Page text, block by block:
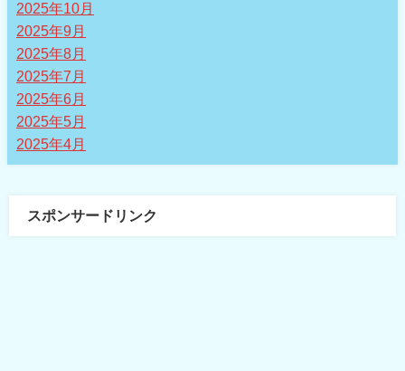
2025年10月
2025年9月
2025年8月
2025年7月
2025年6月
2025年5月
2025年4月
スポンサードリンク